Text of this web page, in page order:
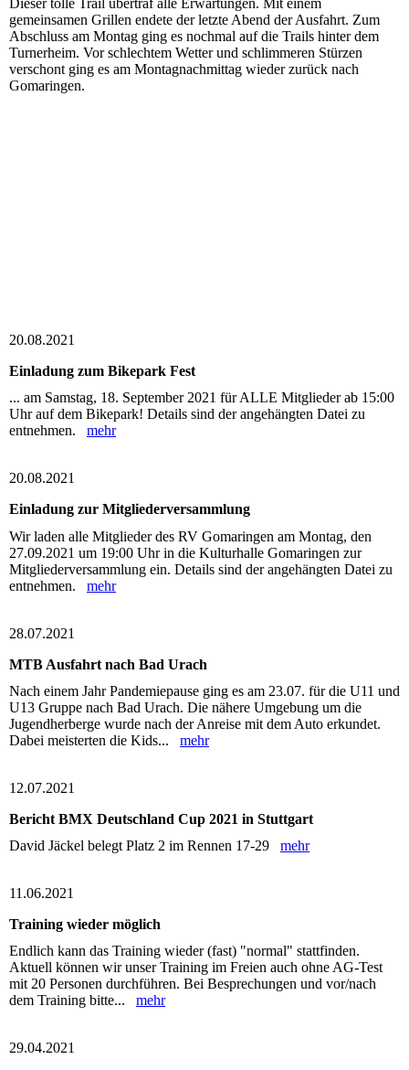
Dieser tolle Trail übertraf alle Erwartungen. Mit einem
gemeinsamen Grillen endete der letzte Abend der Ausfahrt. Zum
Abschluss am Montag ging es nochmal auf die Trails hinter dem
Turnerheim. Vor schlechtem Wetter und schlimmeren Stürzen
verschont ging es am Montagnachmittag wieder zurück nach
Gomaringen.
20.08.2021
Einladung zum Bikepark Fest
... am Samstag, 18. September 2021 für ALLE Mitglieder ab 15:00
Uhr auf dem Bikepark! Details sind der angehängten Datei zu
entnehmen. mehr
20.08.2021
Einladung zur Mitgliederversammlung
Wir laden alle Mitglieder des RV Gomaringen am Montag, den
27.09.2021 um 19:00 Uhr in die Kulturhalle Gomaringen zur
Mitgliederversammlung ein. Details sind der angehängten Datei zu
entnehmen. mehr
28.07.2021
MTB Ausfahrt nach Bad Urach
Nach einem Jahr Pandemiepause ging es am 23.07. für die U11 und
U13 Gruppe nach Bad Urach. Die nähere Umgebung um die
Jugendherberge wurde nach der Anreise mit dem Auto erkundet.
Dabei meisterten die Kids... mehr
12.07.2021
Bericht BMX Deutschland Cup 2021 in Stuttgart
David Jäckel belegt Platz 2 im Rennen 17-29 mehr
11.06.2021
Training wieder möglich
Endlich kann das Training wieder (fast) "normal" stattfinden.
Aktuell können wir unser Training im Freien auch ohne AG-Test
mit 20 Personen durchführen. Bei Besprechungen und vor/nach
dem Training bitte... mehr
29.04.2021